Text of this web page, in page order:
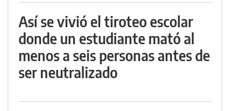
Así se vivió el tiroteo escolar
donde un estudiante mató al
menos a seis personas antes de
ser neutralizado